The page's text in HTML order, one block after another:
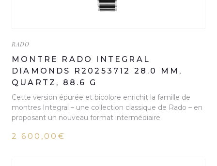
RADO
MONTRE RADO INTEGRAL
DIAMONDS R20253712 28.0 MM,
QUARTZ, 88.6 G
Cette version épurée et bicolore enrichit la famille de
montres Integral – une collection classique de Rado – en
proposant un nouveau format intermédiaire.
2 600,00€